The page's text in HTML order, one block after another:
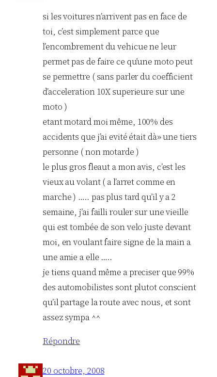
si les voitures n’arrivent pas en face de
toi, c’est simplement parce que
l’encombrement du vehicue ne leur
permet pas de faire ce qu’une moto peut
se permettre ( sans parler du coefficient
d’acceleration 10X superieure sur une
moto )
etant motard moi même, 100% des
accidents que j’ai evité était dà» une tiers
personne ( non motarde )
le plus gros fleaut a mon avis, c’est les
vieux au volant ( a l’arret comme en
marche ) ….. pas plus tard qu’il y a 2
semaine, j’ai failli rouler sur une vieille
qui est tombée de son velo juste devant
moi, en voulant faire signe de la main a
une amie a elle …..
je tiens quand même a preciser que 99%
des automobilistes sont plutot conscient
qu’il partage la route avec nous, et sont
assez sympa ^^
Répondre
20 octobre, 2008